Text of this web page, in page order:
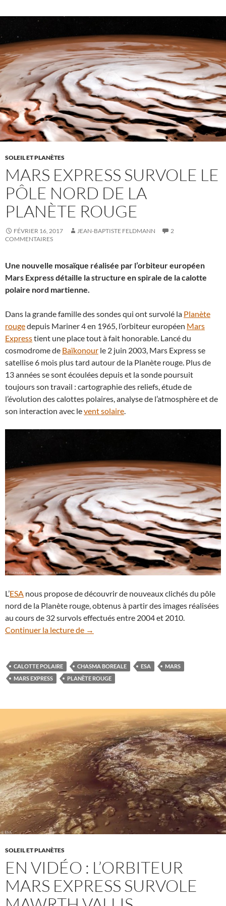
SOLEIL ET PLANÈTES
MARS EXPRESS SURVOLE LE
PÔLE NORD DE LA
PLANÈTE ROUGE
FÉVRIER 16, 2017 JEAN-BAPTISTE FELDMANN
2
COMMENTAIRES
Une nouvelle mosaïque réalisée par l’orbiteur européen
Mars Express détaille la structure en spirale de la calotte
polaire nord martienne.
Dans la grande famille des sondes qui ont survolé la Planète
rougedepuis Mariner 4 en 1965, l’orbiteur européen Mars
Expresstient une place tout à fait honorable. Lancé du
cosmodrome de Baïkonour le 2 juin 2003, Mars Express se
satellise 6 mois plus tard autour de la Planète rouge. Plus de
13 années se sont écoulées depuis et la sonde poursuit
toujours son travail : cartographie des reliefs, étude de
l’évolution des calottes polaires, analyse de l’atmosphère et de
son interaction avec levent solaire.
L’ESA nous propose de découvrir de nouveaux clichés du pôle
nord de la Planète rouge, obtenus à partir des images réalisées
au cours de 32 survols effectués entre 2004 et 2010.
Continuer la lecture de Mars Express survole le pôle nord de la
→
CALOTTE POLAIRE CHASMA BOREALE ESA
MARS
MARS EXPRESS
PLANÈTE ROUGE
SOLEIL ET PLANÈTES
EN VIDÉO : L’ORBITEUR
MARS EXPRESS SURVOLE